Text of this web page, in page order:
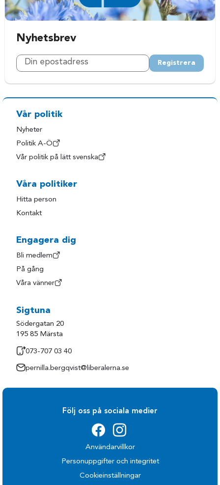
Nyhetsbrev
Registrera
Vår politik
Nyheter
Politik A-Ö
Vår politik på lätt svenska
Våra politiker
Hitta person
Kontakt
Engagera dig
Bli medlem
På gång
Våra vänner
Sigtuna
Södergatan 20
195 85 Märsta
073-707 03 40
pernilla.bergqvist@liberalerna.se
Följ oss på sociala medier
Användarvillkor
Personuppgifter och integritet
Cookieinställningar